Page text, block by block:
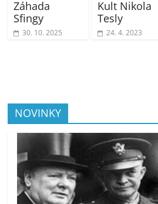
Záhada
Sfingy
30. 10. 2025
Kult Nikola
Tesly
24. 4. 2023
NOVINKY